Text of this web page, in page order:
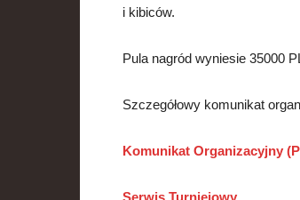
i kibiców.
Pula nagród wyniesie 35000
Szczegółowy komunikat
Komunikat Organizacyjny
Serwis Turniejowy